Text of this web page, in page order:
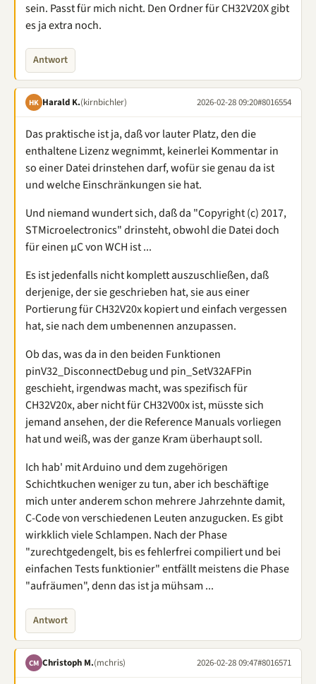
sein. Passt für mich nicht. Den Ordner für CH32V20X gibt
es ja extra noch.
Antwort
HK Harald K.(kirnbichler) 2026-02-28 09:20#8016554
Das praktische ist ja, daß vor lauter Platz, den die
enthaltene Lizenz wegnimmt, keinerlei Kommentar in
so einer Datei drinstehen darf, wofür sie genau da ist
und welche Einschränkungen sie hat.
Und niemand wundert sich, daß da "Copyright (c) 2017,
STMicroelectronics" drinsteht, obwohl die Datei doch
für einen µC von WCH ist ...
Es ist jedenfalls nicht komplett auszuschließen, daß
derjenige, der sie geschrieben hat, sie aus einer
Portierung für CH32V20x kopiert und einfach vergessen
hat, sie nach dem umbenennen anzupassen.
Ob das, was da in den beiden Funktionen
pinV32_DisconnectDebug und pin_SetV32AFPin
geschieht, irgendwas macht, was spezifisch für
CH32V20x, aber nicht für CH32V00x ist, müsste sich
jemand ansehen, der die Reference Manuals vorliegen
hat und weiß, was der ganze Kram überhaupt soll.
Ich hab' mit Arduino und dem zugehörigen
Schichtkuchen weniger zu tun, aber ich beschäftige
mich unter anderem schon mehrere Jahrzehnte damit,
C-Code von verschiedenen Leuten anzugucken. Es gibt
wirkklich viele Schlampen. Nach der Phase
"zurechtgedengelt, bis es fehlerfrei compiliert und bei
einfachen Tests funktionier" entfällt meistens die Phase
"aufräumen", denn das ist ja mühsam ...
Antwort
CM Christoph M.(mchris) 2026-02-28 09:47#8016571